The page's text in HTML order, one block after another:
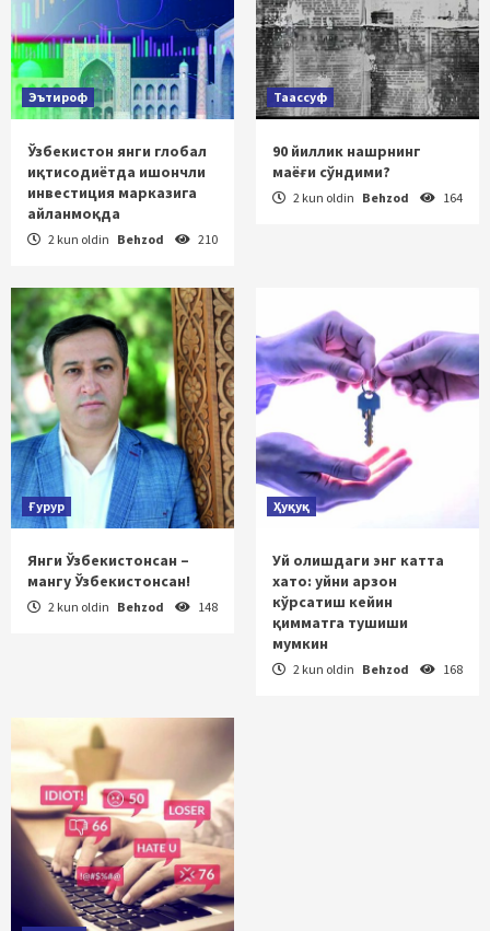
Эътироф
Ўзбекистон янги глобал
иқтисодиётда ишончли
инвестиция марказига
айланмоқда
2 kun oldin Behzod 210
Таассуф
90 йиллик нашрнинг
маёғи сўндими?
2 kun oldin Behzod 164
Ғурур
Янги Ўзбекистонсан –
мангу Ўзбекистонсан!
2 kun oldin Behzod 148
Ҳуқуқ
Уй олишдаги энг катта
хато: уйни арзон
кўрсатиш кейин
қимматга тушиши
мумкин
2 kun oldin Behzod 168